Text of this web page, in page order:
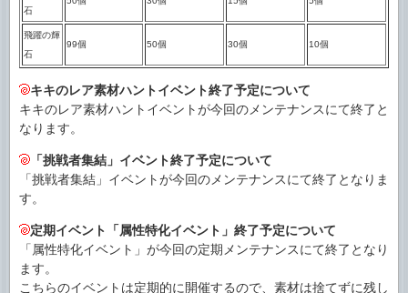
石
飛躍の輝
石
99個 50個 30個 10個
キキのレア素材ハントイベント終了予定について
キキのレア素材ハントイベントが今回のメンテナンスにて終了と
なります。
「挑戦者集結」イベント終了予定について
「挑戦者集結」イベントが今回のメンテナンスにて終了となりま
す。
定期イベント「属性特化イベント」終了予定について
「属性特化イベント」が今回の定期メンテナンスにて終了となり
ます。
こちらのイベントは定期的に開催するので、素材は捨てずに残し